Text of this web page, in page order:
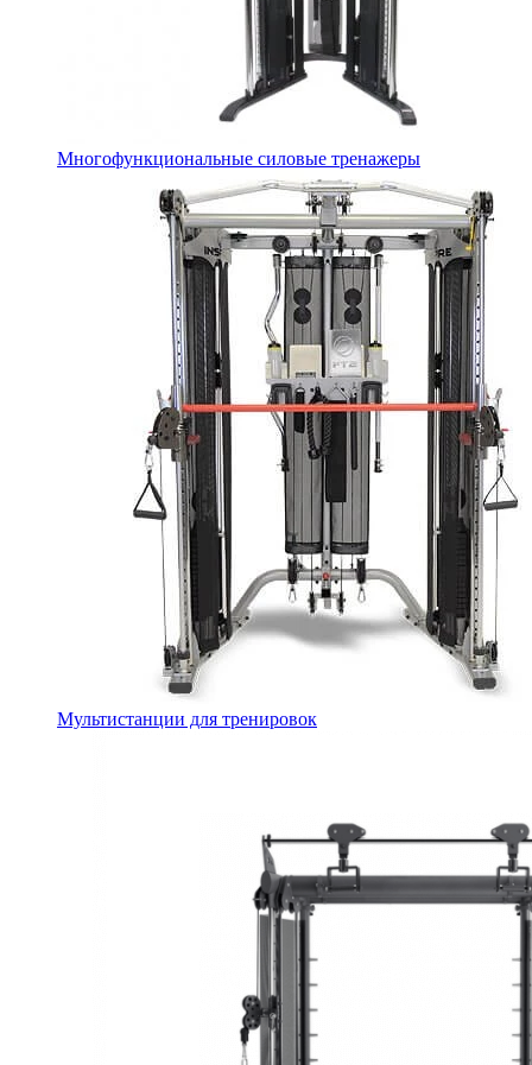
Многофункциональные силовые тренажеры
Мультистанции для тренировок